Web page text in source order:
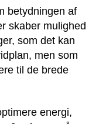
betydningen af
skaber mulighed
som det kan
men som
til de brede
energi,